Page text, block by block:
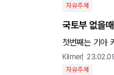
자유주제
국토부 없을
첫번째는 기아 카니
RZUc 두
Kilmer
자유주제